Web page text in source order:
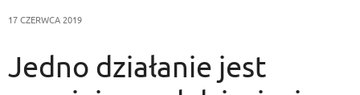
17 CZERWCA 2019
Jedno działanie jest